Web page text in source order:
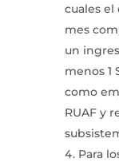
cuales el
mes
un
menos 1
como
RUAF y
Para